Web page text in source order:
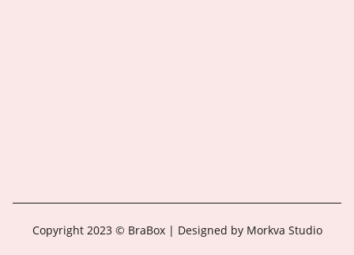
Copyright 2023 © BraBox | Designed by Morkva Studio